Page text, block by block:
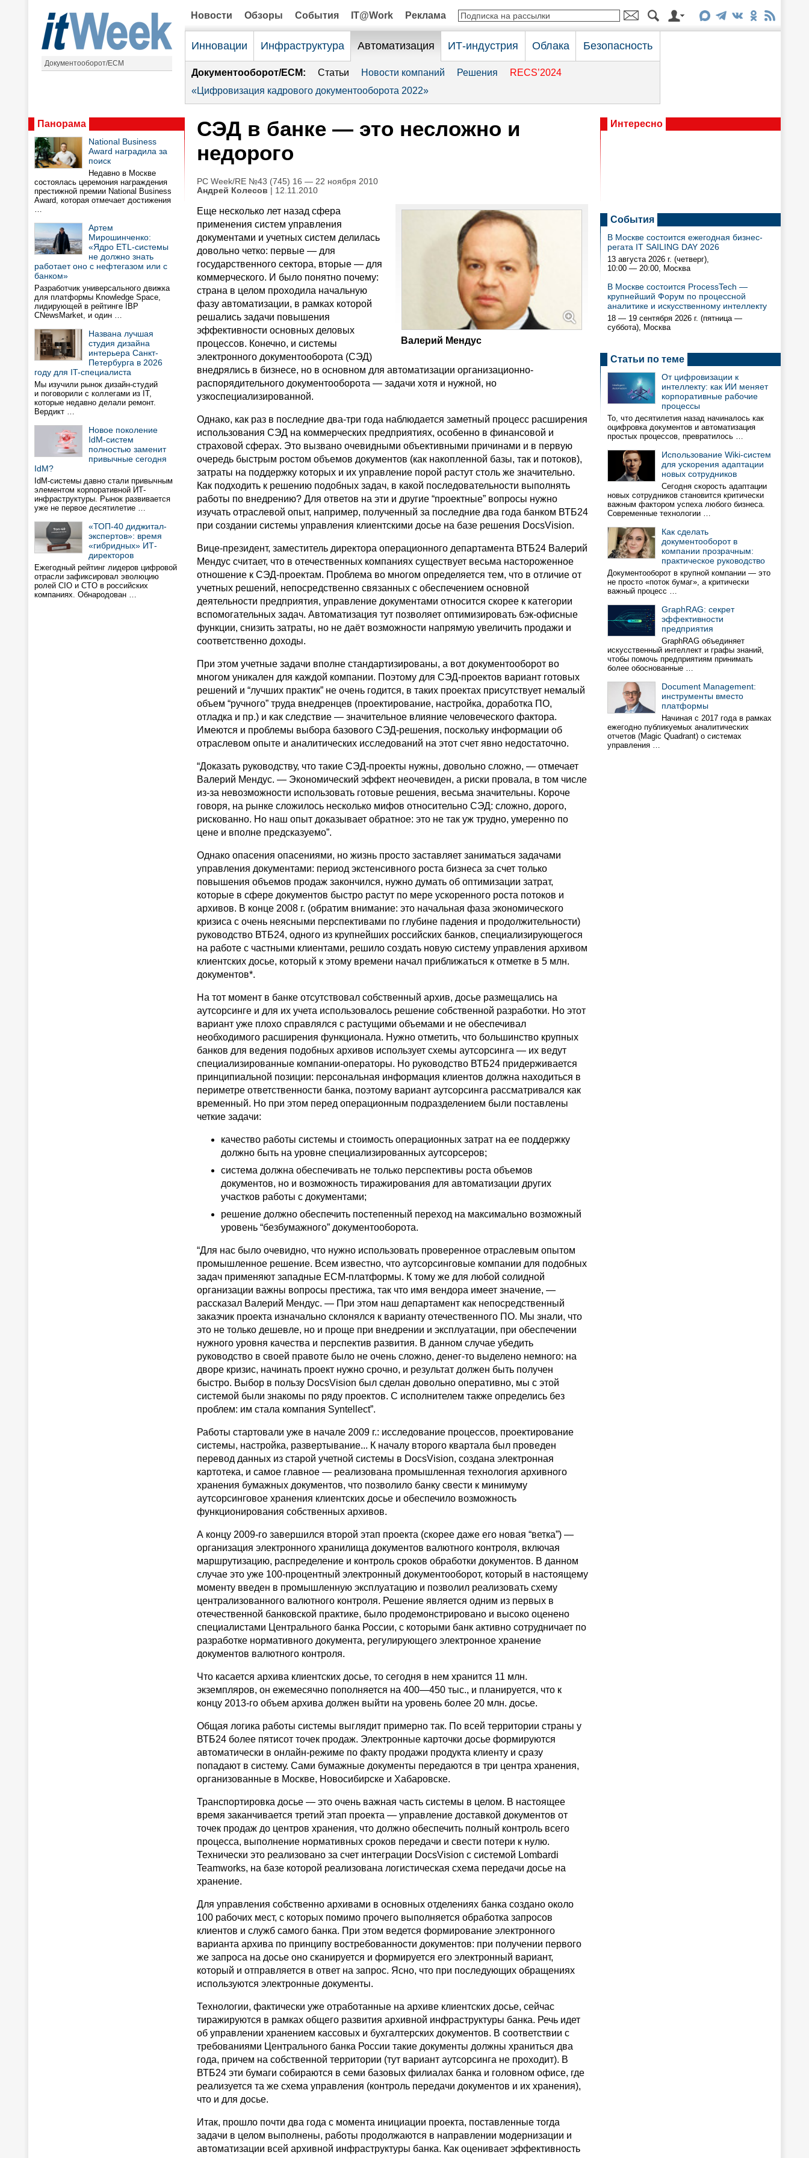
Документооборот/ECM
Новости Обзоры События IT@Work Реклама
Инновации Инфраструктура Автоматизация ИТ-индустрия Облака Безопасность
Документооборот/ECM: Статьи Новости компаний Решения
RECS’2024
«Цифровизация кадрового документооборота 2022»
Панорама
National Business
Award наградила за
поиск
Недавно в Москве
состоялась церемония награждения
престижной премии National Business
Award, которая отмечает достижения
…
Артем
Мирошинченко:
«Ядро ETL-системы
не должно знать
работает оно с нефтегазом или с
банком»
Разработчик универсального движка
для платформы Knowledge Space,
лидирующей в рейтинге IBP
CNewsMarket, и один …
Названа лучшая
студия дизайна
интерьера Санкт-
Петербурга в 2026
году для IT-специалиста
Мы изучили рынок дизайн-студий
и поговорили с коллегами из IT,
которые недавно делали ремонт.
Вердикт …
Новое поколение
IdM-систем
полностью заменит
привычные сегодня
IdM?
IdM-системы давно стали привычным
элементом корпоративной ИТ-
инфраструктуры. Рынок развивается
уже не первое десятилетие …
«ТОП-40 диджитал-
экспертов»: время
«гибридных» ИТ-
директоров
Ежегодный рейтинг лидеров цифровой
отрасли зафиксировал эволюцию
ролей CIO и CTO в российских
компаниях. Обнародован …
СЭД в банке — это несложно и
недорого
PC Week/RE №43 (745) 16 — 22 ноября 2010
Андрей Колесов | 12.11.2010
Валерий Мендус
Еще несколько лет назад сфера
применения систем управления
документами и учетных систем делилась
довольно четко: первые — для
государственного сектора, вторые — для
коммерческого. И было понятно почему:
страна в целом проходила начальную
фазу автоматизации, в рамках которой
решались задачи повышения
эффективности основных деловых
процессов. Конечно, и системы
электронного документооборота (СЭД)
внедрялись в бизнесе, но в основном для автоматизации организационно-
распорядительного документооборота — задачи хотя и нужной, но
узкоспециализированной.
Однако, как раз в последние два-три года наблюдается заметный процесс расширения
использования СЭД на коммерческих предприятиях, особенно в финансовой и
страховой сферах. Это вызвано очевидными объективными причинами и в первую
очередь быстрым ростом объемов документов (как накопленной базы, так и потоков),
затраты на поддержку которых и их управление порой растут столь же значительно.
Как подходить к решению подобных задач, в какой последовательности выполнять
работы по внедрению? Для ответов на эти и другие “проектные” вопросы нужно
изучать отраслевой опыт, например, полученный за последние два года банком ВТБ24
при создании системы управления клиентскими досье на базе решения DocsVision.
Вице-президент, заместитель директора операционного департамента ВТБ24 Валерий
Мендус считает, что в отечественных компаниях существует весьма настороженное
отношение к СЭД-проектам. Проблема во многом определяется тем, что в отличие от
учетных решений, непосредственно связанных с обеспечением основной
деятельности предприятия, управление документами относится скорее к категории
вспомогательных задач. Автоматизация тут позволяет оптимизировать бэк-офисные
функции, снизить затраты, но не даёт возможности напрямую увеличить продажи и
соответственно доходы.
При этом учетные задачи вполне стандартизированы, а вот документооборот во
многом уникален для каждой компании. Поэтому для СЭД-проектов вариант готовых
решений и “лучших практик” не очень годится, в таких проектах присутствует немалый
объем “ручного” труда внедренцев (проектирование, настройка, доработка ПО,
отладка и пр.) и как следствие — значительное влияние человеческого фактора.
Имеются и проблемы выбора базового СЭД-решения, поскольку информации об
отраслевом опыте и аналитических исследований на этот счет явно недостаточно.
“Доказать руководству, что такие СЭД-проекты нужны, довольно сложно, — отмечает
Валерий Мендус. — Экономический эффект неочевиден, а риски провала, в том числе
из-за невозможности использовать готовые решения, весьма значительны. Короче
говоря, на рынке сложилось несколько мифов относительно СЭД: сложно, дорого,
рискованно. Но наш опыт доказывает обратное: это не так уж трудно, умеренно по
цене и вполне предсказуемо”.
Однако опасения опасениями, но жизнь просто заставляет заниматься задачами
управления документами: период экстенсивного роста бизнеса за счет только
повышения объемов продаж закончился, нужно думать об оптимизации затрат,
которые в сфере документов быстро растут по мере ускоренного роста потоков и
архивов. В конце 2008 г. (обратим внимание: это начальная фаза экономического
кризиса с очень неясными перспективами по глубине падения и продолжительности)
руководство ВТБ24, одного из крупнейших российских банков, специализирующегося
на работе с частными клиентами, решило создать новую систему управления архивом
клиентских досье, который к этому времени начал приближаться к отметке в 5 млн.
документов*.
На тот момент в банке отсутствовал собственный архив, досье размещались на
аутсорсинге и для их учета использовалось решение собственной разработки. Но этот
вариант уже плохо справлялся с растущими объемами и не обеспечивал
необходимого расширения функционала. Нужно отметить, что большинство крупных
банков для ведения подобных архивов использует схемы аутсорсинга — их ведут
специализированные компании-операторы. Но руководство ВТБ24 придерживается
принципиальной позиции: персональная информация клиентов должна находиться в
периметре ответственности банка, поэтому вариант аутсорсинга рассматривался как
временный. Но при этом перед операционным подразделением были поставлены
четкие задачи:
качество работы системы и стоимость операционных затрат на ее поддержку
должно быть на уровне специализированных аутсорсеров;
система должна обеспечивать не только перспективы роста объемов
документов, но и возможность тиражирования для автоматизации других
участков работы с документами;
решение должно обеспечить постепенный переход на максимально возможный
уровень “безбумажного” документооборота.
“Для нас было очевидно, что нужно использовать проверенное отраслевым опытом
промышленное решение. Всем известно, что аутсорсинговые компании для подобных
задач применяют западные ECM-платформы. К тому же для любой солидной
организации важны вопросы престижа, так что имя вендора имеет значение, —
рассказал Валерий Мендус. — При этом наш департамент как непосредственный
заказчик проекта изначально склонялся к варианту отечественного ПО. Мы знали, что
это не только дешевле, но и проще при внедрении и эксплуатации, при обеспечении
нужного уровня качества и перспектив развития. В данном случае убедить
руководство в своей правоте было не очень сложно, денег-то выделено немного: на
дворе кризис, начинать проект нужно срочно, и результат должен быть получен
быстро. Выбор в пользу DocsVision был сделан довольно оперативно, мы с этой
системой были знакомы по ряду проектов. С исполнителем также определись без
проблем: им стала компания Syntellect”.
Работы стартовали уже в начале 2009 г.: исследование процессов, проектирование
системы, настройка, развертывание... К началу второго квартала был проведен
перевод данных из старой учетной системы в DocsVision, создана электронная
картотека, и самое главное — реализована промышленная технология архивного
хранения бумажных документов, что позволило банку свести к минимуму
аутсорсинговое хранения клиентских досье и обеспечило возможность
функционирования собственных архивов.
А концу 2009-го завершился второй этап проекта (скорее даже его новая “ветка”) —
организация электронного хранилища документов валютного контроля, включая
маршрутизацию, распределение и контроль сроков обработки документов. В данном
случае это уже 100-процентный электронный документооборот, который в настоящему
моменту введен в промышленную эксплуатацию и позволил реализовать схему
централизованного валютного контроля. Решение является одним из первых в
отечественной банковской практике, было продемонстрировано и высоко оценено
специалистами Центрального банка России, с которыми банк активно сотрудничает по
разработке нормативного документа, регулирующего электронное хранение
документов валютного контроля.
Что касается архива клиентских досье, то сегодня в нем хранится 11 млн.
экземпляров, он ежемесячно пополняется на 400—450 тыс., и планируется, что к
концу 2013-го объем архива должен выйти на уровень более 20 млн. досье.
Общая логика работы системы выглядит примерно так. По всей территории страны у
ВТБ24 более пятисот точек продаж. Электронные карточки досье формируются
автоматически в онлайн-режиме по факту продажи продукта клиенту и сразу
попадают в систему. Сами бумажные документы передаются в три центра хранения,
организованные в Москве, Новосибирске и Хабаровске.
Транспортировка досье — это очень важная часть системы в целом. В настоящее
время заканчивается третий этап проекта — управление доставкой документов от
точек продаж до центров хранения, что должно обеспечить полный контроль всего
процесса, выполнение нормативных сроков передачи и свести потери к нулю.
Технически это реализовано за счет интеграции DocsVision с системой Lombardi
Teamworks, на базе которой реализована логистическая схема передачи досье на
хранение.
Для управления собственно архивами в основных отделениях банка создано около
100 рабочих мест, с которых помимо прочего выполняется обработка запросов
клиентов и служб самого банка. При этом ведется формирование электронного
варианта архива по принципу востребованности документов: при получении первого
же запроса на досье оно сканируется и формируется его электронный вариант,
который и отправляется в ответ на запрос. Ясно, что при последующих обращениях
используются электронные документы.
Технологии, фактически уже отработанные на архиве клиентских досье, сейчас
тиражируются в рамках общего развития архивной инфраструктуры банка. Речь идет
об управлении хранением кассовых и бухгалтерских документов. В соответствии с
требованиями Центрального банка России такие документы должны храниться два
года, причем на собственной территории (тут вариант аутсорсинга не проходит). В
ВТБ24 эти бумаги собираются в семи базовых филиалах банка и головном офисе, где
реализуется та же схема управления (контроль передачи документов и их хранения),
что и для досье.
Итак, прошло почти два года с момента инициации проекта, поставленные тогда
задачи в целом выполнены, работы продолжаются в направлении модернизации и
автоматизации всей архивной инфраструктуры банка. Как оценивает эффективность
Интересно
События
В Москве состоится ежегодная бизнес-
регата IT SAILING DAY 2026
13 августа 2026 г. (четверг),
10:00 — 20:00, Москва
В Москве состоится ProcessTech —
крупнейший Форум по процессной
аналитике и искусственному интеллекту
18 — 19 сентября 2026 г. (пятница —
суббота), Москва
Статьи по теме
От цифровизации к
интеллекту: как ИИ меняет
корпоративные рабочие
процессы
То, что десятилетия назад начиналось как
оцифровка документов и автоматизация
простых процессов, превратилось …
Использование Wiki-систем
для ускорения адаптации
новых сотрудников
Сегодня скорость адаптации
новых сотрудников становится критически
важным фактором успеха любого бизнеса.
Современные технологии …
Как сделать
документооборот в
компании прозрачным:
практическое руководство
Документооборот в крупной компании — это
не просто «поток бумаг», а критически
важный процесс …
GraphRAG: cекрет
эффективности
предприятия
GraphRAG объединяет
искусственный интеллект и графы знаний,
чтобы помочь предприятиям принимать
более обоснованные …
Document Management:
инструменты вместо
платформы
Начиная с 2017 года в рамках
ежегодно публикуемых аналитических
отчетов (Magic Quadrant) о системах
управления …